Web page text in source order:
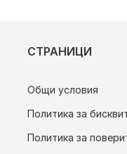
СТРАНИЦИ
Общи условия
Политика за
Политика за